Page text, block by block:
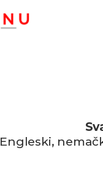
Engleski,